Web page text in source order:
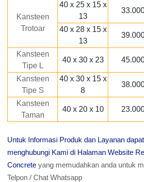
Kansteen
Trotoar
40 x 25 x 15 x
13
40 x 28 x 15 x
13
Kansteen
Tipe L
40 x 30 x 23
Kansteen
Tipe S
40 x 30 x 15 x
8
Kansteen
Taman
40 x 20 x 10
Untuk Informasi Produk dan Layanan
menghubungi Kami di Halaman Website
Concrete yang memudahkan anda untuk
Telpon / Chat Whatsapp